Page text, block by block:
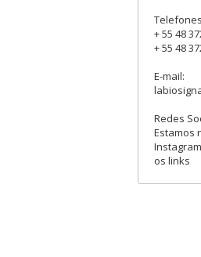
+ 55 48
+ 55 48
E-mail:
Redes
Estamos
os links